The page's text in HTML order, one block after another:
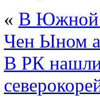
« В Южной
Чен Ыном
В РК